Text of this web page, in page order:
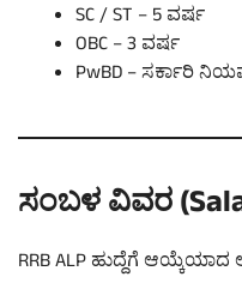
SC / ST – 5 ವರ್ಷ
OBC – 3 ವರ್ಷ
PwBD – ಸರ್ಕಾರಿ
ಸಂಬಳ ವಿವರ
RRB ALP ಹುದ್ದೆಗೆ ಆಯ್ಕೆಯಾದ